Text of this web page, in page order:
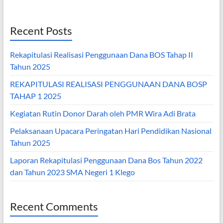
Recent Posts
Rekapitulasi Realisasi Penggunaan Dana BOS Tahap II
Tahun 2025
REKAPITULASI REALISASI PENGGUNAAN DANA BOSP
TAHAP 1 2025
Kegiatan Rutin Donor Darah oleh PMR Wira Adi Brata
Pelaksanaan Upacara Peringatan Hari Pendidikan Nasional
Tahun 2025
Laporan Rekapitulasi Penggunaan Dana Bos Tahun 2022
dan Tahun 2023 SMA Negeri 1 Klego
Recent Comments